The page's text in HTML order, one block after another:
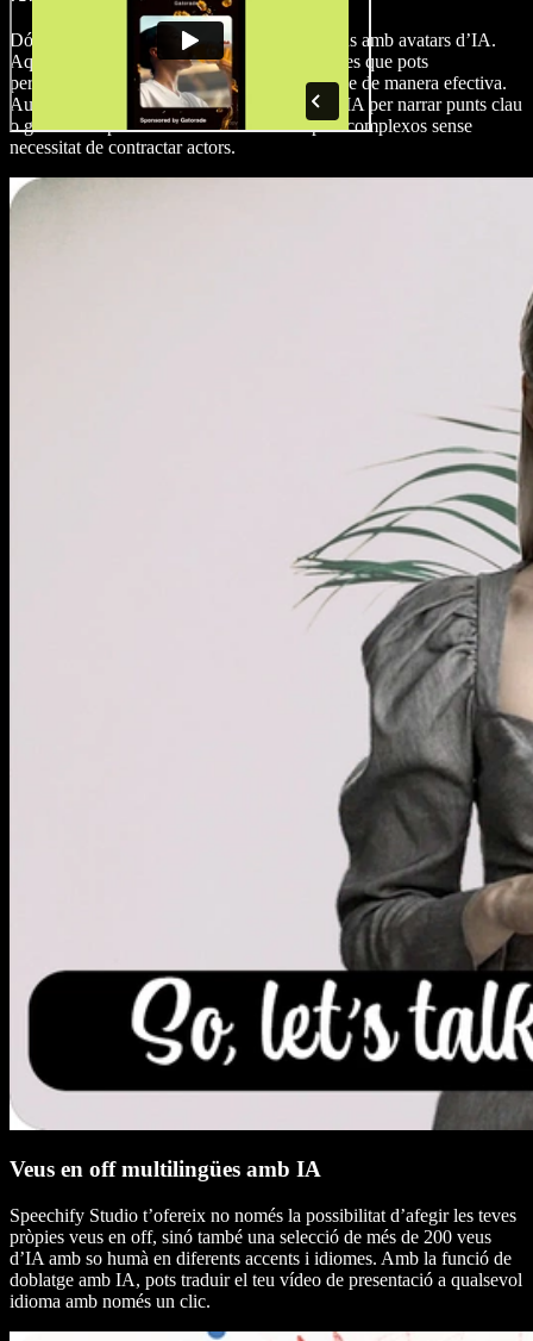
Dóna un toc personal a les teves presentacions amb avatars d’IA.
Aquesta funció et permet crear avatars realistes que pots
personalitzar perquè transmetin el teu missatge de manera efectiva.
Augmenta la implicació fent servir avatars d’IA per narrar punts clau
o guiar els espectadors a través de conceptes complexos sense
necessitat de contractar actors.
Veus en off multilingües amb IA
Speechify Studio t’ofereix no només la possibilitat d’afegir les teves
pròpies veus en off, sinó també una selecció de més de 200 veus
d’IA amb so humà en diferents accents i idiomes. Amb la funció de
doblatge amb IA, pots traduir el teu vídeo de presentació a qualsevol
idioma amb només un clic.